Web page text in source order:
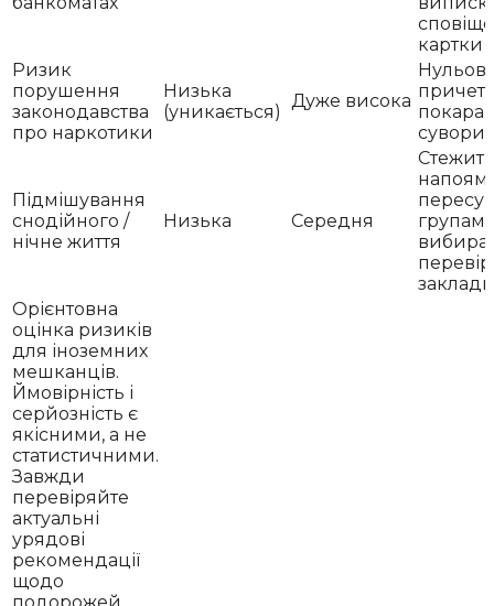
картки
Ризик
порушення
законодавства
про наркотики
Низька
(уникається)
Дуже висока
Підмішування
снодійного /
нічне життя
Низька Середня
заклади
Орієнтовна
оцінка ризиків
для іноземних
мешканців.
Ймовірність і
серйозність є
якісними, а не
статистичними.
Завжди
перевіряйте
актуальні
урядові
рекомендації
щодо
подорожей